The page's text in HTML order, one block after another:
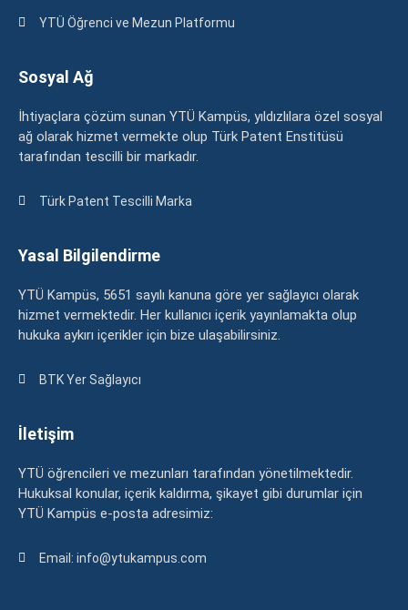
YTÜ Öğrenci ve Mezun Platformu
Sosyal Ağ
İhtiyaçlara çözüm sunan YTÜ Kampüs, yıldızlılara özel sosyal
ağ olarak hizmet vermekte olup Türk Patent Enstitüsü
tarafından tescilli bir markadır.
Türk Patent Tescilli Marka
Yasal Bilgilendirme
YTÜ Kampüs, 5651 sayılı kanuna göre yer sağlayıcı olarak
hizmet vermektedir. Her kullanıcı içerik yayınlamakta olup
hukuka aykırı içerikler için bize ulaşabilirsiniz.
BTK Yer Sağlayıcı
İletişim
YTÜ öğrencileri ve mezunları tarafından yönetilmektedir.
Hukuksal konular, içerik kaldırma, şikayet gibi durumlar için
YTÜ Kampüs e-posta adresimiz:
Email: info@ytukampus.com